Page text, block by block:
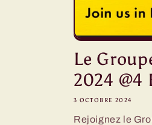
Le
2024 @4
3 OCTOBRE 2024
Rejoignez le